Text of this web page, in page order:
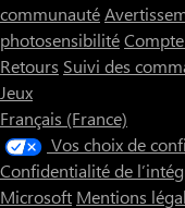
communauté
photosensibilité
Retours Suivi des
Jeux
Français (France)
Vos choix de
Confidentialité de
Microsoft Mentions